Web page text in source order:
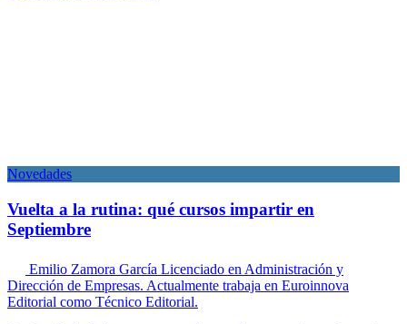
Novedades
Vuelta a la rutina: qué cursos impartir en
Septiembre
Emilio Zamora García Licenciado en Administración y
Dirección de Empresas. Actualmente trabaja en Euroinnova
Editorial como Técnico Editorial.